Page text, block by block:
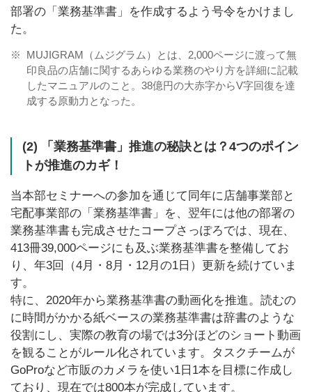
部署の「業務基準書」を作成するよう号令をかけまし
た。
※
MUJIGRAM（ムジグラム）とは、2,000ページに渡って無
印良品の店舗に関するあらゆる業務のやり方を詳細に記載
したマニュアルのこと。38億円の大赤字からV字回復を達
成する原動力となった。
(2) 「業務基準書」推進の秘訣とは？4つのポイン
トが推進のカギ！
当本部セミナーへの参加を通じて同年に店舗事業部と
宅配事業部の「業務基準書」を、翌年には他の部署の
業務基準書も完成させたコープさっぽろでは、現在、
413冊39,000ページにも及ぶ業務基準書を整備してお
り、年3回（4月・8月・12月の1日）更新を続けていま
す。
特に、2020年から業務基準書の動画化を推進。読むの
に時間がかかる紙ベースの業務基準書は辞書のような
役割にし、実際の教育の場では3分ほどのショート動画
を観ることがルール化されています。タスクチームが
GoProなど市販のカメラを使い1日1本を目標に作成し
ており、現在では800本が完成しています。